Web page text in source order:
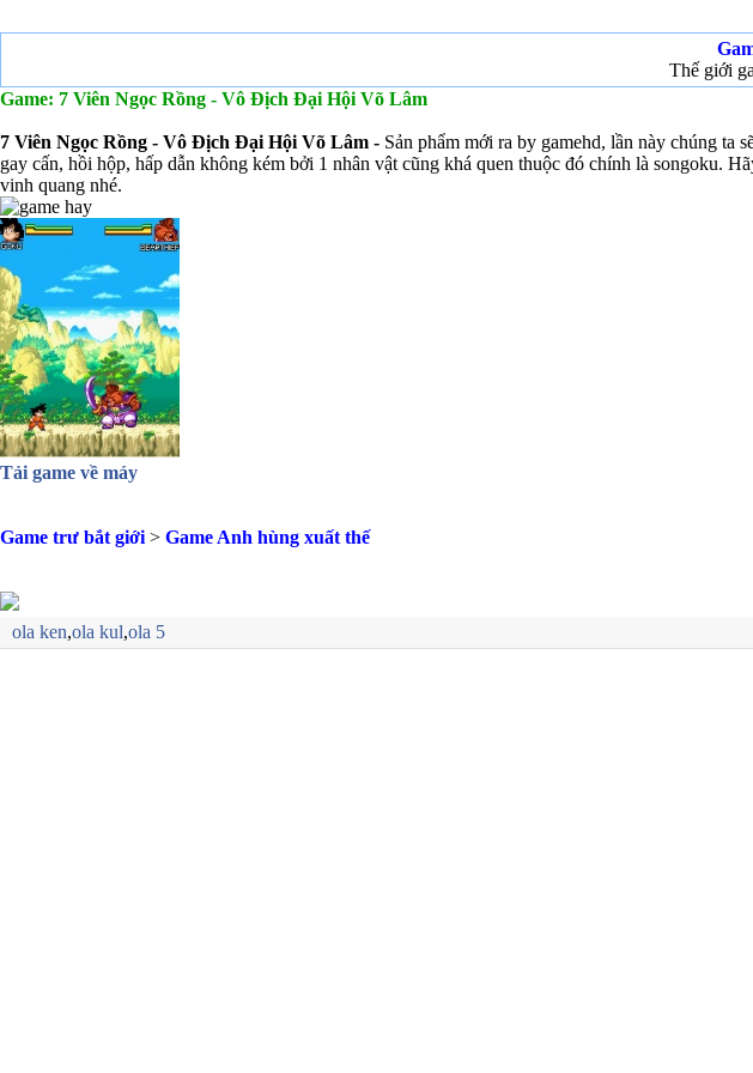
Thế giới
Game: 7 Viên Ngọc Rồng - Vô Địch Đại Hội Võ Lâm
7 Viên Ngọc Rồng - Vô Địch Đại Hội Võ Lâm - Sản phẩm mới ra by gamehd, lần này chúng ta
gay cấn, hồi hộp, hấp dẫn không kém bởi 1 nhân vật cũng khá quen thuộc đó chính là songoku.
vinh quang nhé.
Tải game về máy
Game trư bắt giới > Game Anh hùng xuất thế
ola ken,ola kul,ola 5